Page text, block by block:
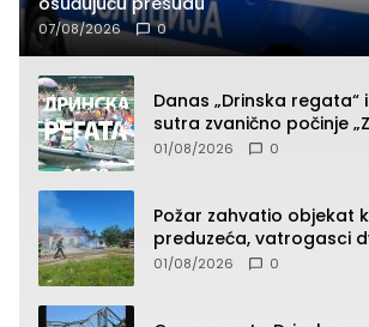
07/08/2026 0
Danas „Drinska regata“
sutra zvanično počinje
01/08/2026 0
Požar zahvatio objekat
preduzeća, vatrogasci
vatru (FOTO)
01/08/2026 0